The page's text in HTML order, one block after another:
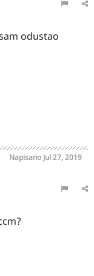
odustao
Napisano Jul 27, 2019